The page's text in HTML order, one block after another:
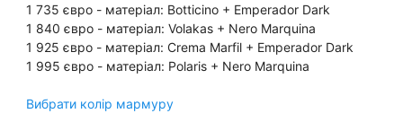
1 735 євро - матеріал: Botticino + Emperador Dark
1 840 євро - матеріал: Volakas + Nero Marquina
1 925 євро - матеріал: Crema Marfil + Emperador Dark
1 995 євро - матеріал: Polaris + Nero Marquina
Вибрати колір мармуру